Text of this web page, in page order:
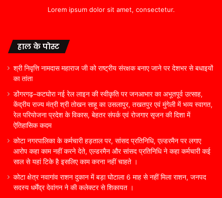
Lorem ipsum dolor sit amet, consectetur.
हाल के पोस्ट
श्री निवृत्ति नामदास महाराज जी को राष्ट्रीय संरक्षक बनाए जाने पर देशभर से बधाइयों
का तांता
डोंगरगढ़–कटघोरा नई रेल लाइन की स्वीकृति पर जनआभार का अभूतपूर्व उत्साह,
केंद्रीय राज्य मंत्री श्री तोखन साहू का उसलापुर, तखतपुर एवं मुंगेली में भव्य स्वागत,
रेल परियोजना प्रदेश के विकास, बेहतर संपर्क एवं रोजगार सृजन की दिशा में
ऐतिहासिक कदम
कोटा नगरपालिका के कर्मचारी हड़ताल पर, सांसद प्रतिनिधि, एल्डरमैन पर लगाए
आरोप कहा काम नहीं करने देते, एल्डरमैन और सांसद प्रतिनिधि ने कहा कर्मचारी कई
साल से यहां टिके है इसलिए काम करना नहीं चाहते ।
कोटा क्षेत्र नवागांव राशन दुकान में बड़ा घोटाला 6 माह से नहीं मिला राशन, जनपद
सदस्य धर्मेंद्र देवांगन ने की कलेक्टर से शिकायत ।